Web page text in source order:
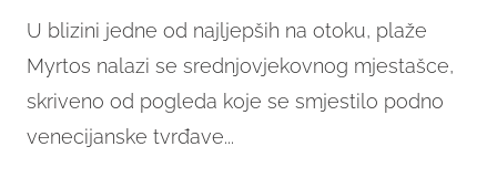
U blizini jedne od najljepših na otoku, plaže
Myrtos nalazi se srednjovjekovnog mjestašce,
skriveno od pogleda koje se smjestilo podno
venecijanske tvrđave...